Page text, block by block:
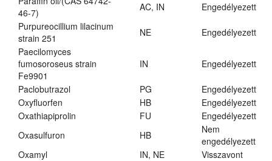
46-7)
AC, IN
Engedélyezett
Purpureocillium lilacinum
strain 251
NE
Engedélyezett
Paecilomyces
fumosoroseus strain
Fe9901
IN Engedélyezett
Paclobutrazol PG
Engedélyezett
Oxyfluorfen
HB
Engedélyezett
Oxathiapiprolin
FU
Engedélyezett
Oxasulfuron
HB
Nem
engedélyezett
Oxamyl
IN, NE
Visszavont